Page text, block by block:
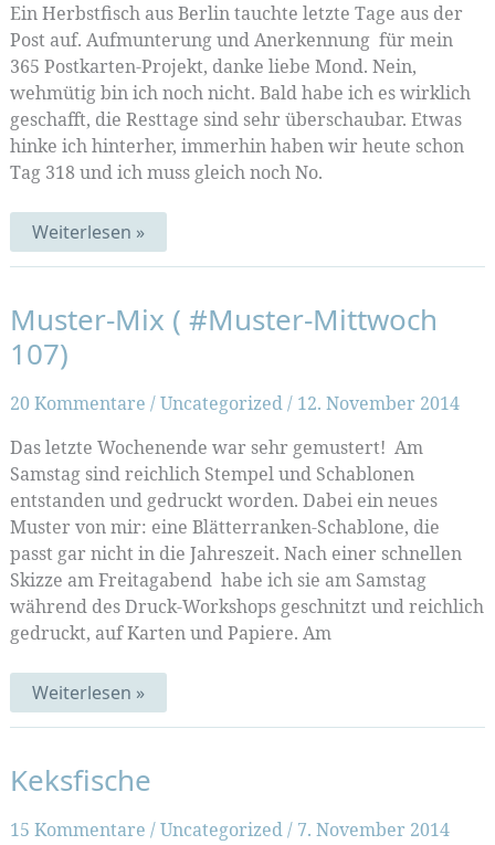
Ein Herbstfisch aus Berlin tauchte letzte Tage aus der
Post auf. Aufmunterung und Anerkennung für mein
365 Postkarten-Projekt, danke liebe Mond. Nein,
wehmütig bin ich noch nicht. Bald habe ich es wirklich
geschafft, die Resttage sind sehr überschaubar. Etwas
hinke ich hinterher, immerhin haben wir heute schon
Tag 318 und ich muss gleich noch No.
Herbstfischgruß
Weiterlesen »
Muster-Mix ( #Muster-Mittwoch
107)
20 Kommentare /Uncategorized/ 12. November 2014
Das letzte Wochenende war sehr gemustert! Am
Samstag sind reichlich Stempel und Schablonen
entstanden und gedruckt worden. Dabei ein neues
Muster von mir: eine Blätterranken-Schablone, die
passt gar nicht in die Jahreszeit. Nach einer schnellen
Skizze am Freitagabend habe ich sie am Samstag
während des Druck-Workshops geschnitzt und reichlich
gedruckt, auf Karten und Papiere. Am
Muster-
Mix
(
107)
Weiterlesen »
Keksfische
15 Kommentare /Uncategorized/ 7. November 2014